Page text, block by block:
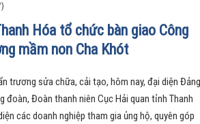
Hóa tổ chức bàn giao Công
mầm non Cha Khót
trương sửa chữa, cải tạo, hôm nay, đại diện Đảng
đoàn, Đoàn thanh niên Cục Hải quan tỉnh Thanh
các doanh nghiệp tham gia ủng hộ, quyên góp